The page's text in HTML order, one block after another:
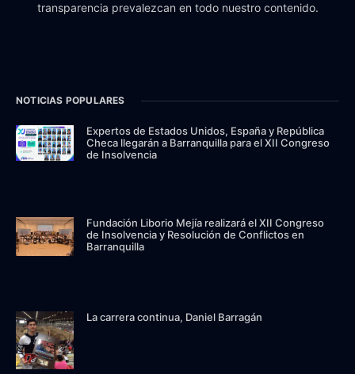
transparencia prevalezcan en todo nuestro contenido.
NOTICIAS POPULARES
Expertos de Estados Unidos, España y República
Checa llegarán a Barranquilla para el XII Congreso
de Insolvencia
Fundación Liborio Mejía realizará el XII Congreso
de Insolvencia y Resolución de Conflictos en
Barranquilla
La carrera continua, Daniel Barragán